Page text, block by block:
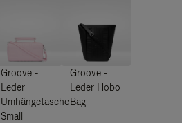
Groove -
Leder
Umhängetasche
Small
Groove -
Leder Hobo
Bag